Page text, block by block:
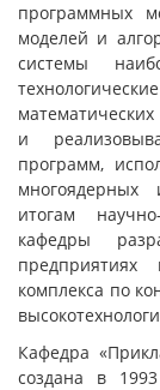
программных
моделей и
системы
и
программ,
итогам
кафедры
комплекса по
Кафедра
создана в